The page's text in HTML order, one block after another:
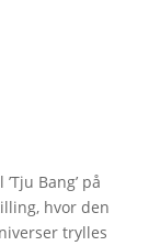
Bang’ på
hvor den
trylles